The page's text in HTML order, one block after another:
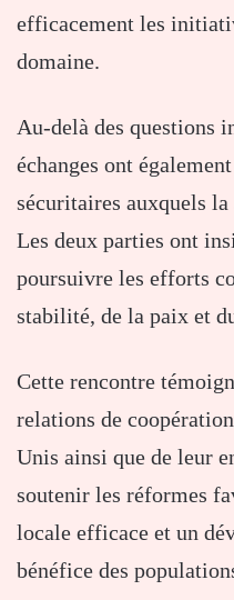
efficacement les
domaine.
Au-delà des questions
échanges ont
sécuritaires auxquels
Les deux parties ont
poursuivre les efforts
stabilité, de la paix et
Cette rencontre
relations de
Unis ainsi que de leur
soutenir les réformes
locale efficace et un
bénéfice des